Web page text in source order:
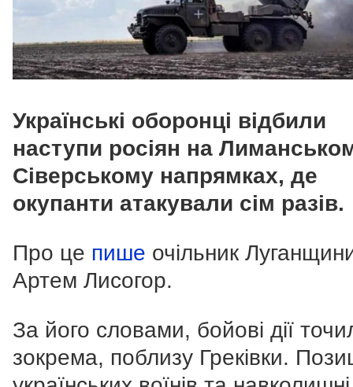
Українські оборонці відбили
наступи росіян на
Сіверському напрямках, де
окупанти атакували сім разів.
Про це пише очільник
Артем Лисогор.
За його словами, бойові дії
зокрема, поблизу Греківки.